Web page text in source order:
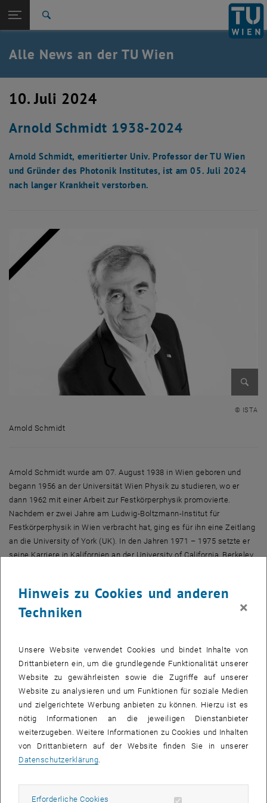
TU Login
Quicklinks
Quicklinks-Menü umschalten
Studium
Karriere
Zurück: Subseiten von TU Wien Startseite auflisten
Zurück zur letzten Ebene:
TU Wien Startseite
Übersicht
Alle News an der TU Wien
10. Juli 2024
Arnold Schmidt 1938-2024
Arnold Schmidt, emeritierter Univ. Professor der TU Wien
und Gründer des Photonik Institutes, ist am 05. Juli 2024
nach langer Krankheit verstorben.
© ISTA
Arnold Schmidt
Arnold Schmidt wurde am 07. August 1938 in Wien geboren und
begann 1956 an der Universität Wien Physik zu studieren, wo er
dann 1962 mit einer Arbeit zur Festkörperphysik promovierte.
Nachdem er zwei Jahre am Ludwig-Boltzmann-Institut für
Festkörperphysik in Wien verbracht hat, ging es für ihn eine Zeitlang
an die University of York (UK). In den Jahren 1971 – 1975 setzte er
seine Karriere in Kalifornien an der University of California, Berkeley
Lasern in der Untersuchung von Festkörpern und auch in der
Arnold Schmidt kehrte mit diesen Ideen 1975 nach Österreich
zurück – an das Institut für physikalische Elektronik der TU Wien.
Hier gründete er eine neue Quantenelektronik-Gruppe, die äußerst
erfolgreich war und sich mit neuesten Laserentwicklungen sowie
deren Anwendungen in der Spektroskopie beschäftigte. 1986 wurde
er Universitätsprofessor und leitete von 1989 bis 1993 als Vorstand
das Institut für allgemeine Elektrotechnik und Elektronik der Fakultät
für ETIT. In seiner Zeit an der Fakultät für Elektrotechnik und
2001 als Vorstand tätig war.
Hinweis zu Cookies und anderen
Techniken
×
Unsere Website verwendet Cookies und bindet Inhalte von
Drittanbietern ein, um die grundlegende Funktionalität unserer
Website zu gewährleisten sowie die Zugriffe auf unserer
Website zu analysieren und um Funktionen für soziale Medien
und zielgerichtete Werbung anbieten zu können. Hierzu ist es
nötig Informationen an die jeweiligen Dienstanbieter
weiterzugeben. Weitere Informationen zu Cookies und Inhalten
von Drittanbietern auf der Website finden Sie in unserer
Datenschutzerklärung
Erforderliche Cookies Erforderliche Cookies zulassen